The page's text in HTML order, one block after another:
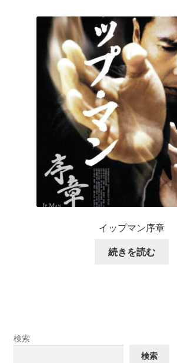
イップマン序章
続きを読む
検索
検索